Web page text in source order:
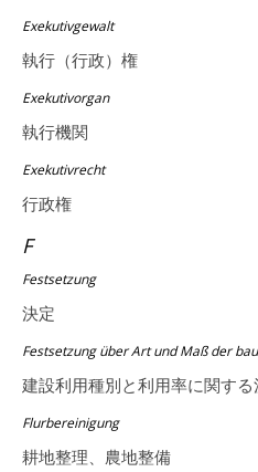
Exekutivgewalt
執行（行政）権
Exekutivorgan
執行機関
Exekutivrecht
行政権
F
Festsetzung
決定
Festsetzung über Art und Maß der
建設利用種別と利用率に関する
Flurbereinigung
耕地整理、農地整備